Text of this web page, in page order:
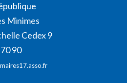
Minimes
Cedex 9
90